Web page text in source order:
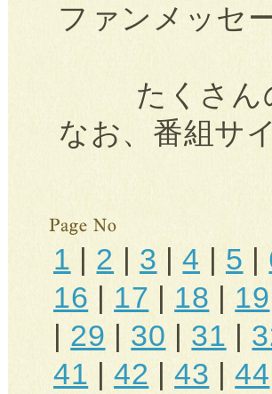
ファンメッセ
たくさ
なお、番組サ
1| 2 | 3|4 | 5 |
16 | 17 | 18 | 19
| 29 | 30 | 31 |
41 |42 |43|44